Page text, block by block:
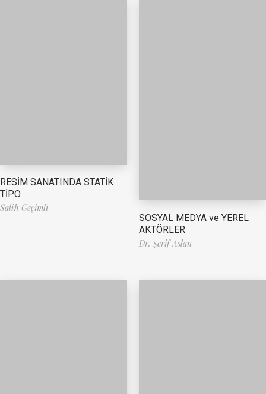
RESİM SANATINDA STATİK
TİPO
Salih Geçimli
SOSYAL MEDYA ve YEREL
AKTÖRLER
Dr. Şerif Aslan